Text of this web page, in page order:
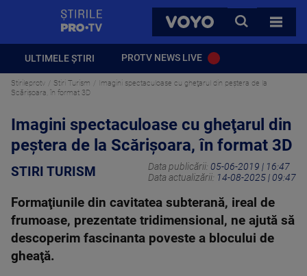
VOYO
CAUTA
TOATE
ULTIMELE ȘTIRI PROTV NEWS LIVE
Stirileprotv Stiri Turism
Imagini spectaculoase cu gheţarul din peştera de la
Scărişoara, în format 3D
Imagini spectaculoase cu gheţarul din
peştera de la Scărişoara, în format 3D
STIRI TURISM Data publicării: 05-06-2019 | 16:47
Data actualizării: 14-08-2025 | 09:47
Formaţiunile din cavitatea subterană, ireal de
frumoase, prezentate tridimensional, ne ajută să
descoperim fascinanta poveste a blocului de
gheaţă.